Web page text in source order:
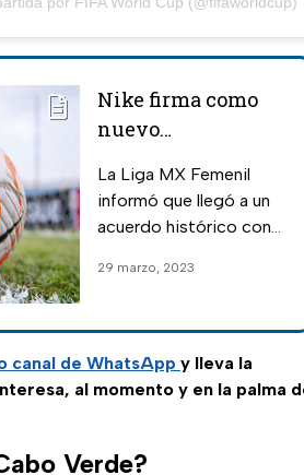
Nike firma como
nuevo
Liga MX tras años
con Voit
La Liga MX Femenil
informó que llegó a un
acuerdo histórico con
nuevo patrocinador
partir del Apertura
2023.
29 marzo, 2023
canal de WhatsApp y lleva la
al momento y en la palma
Verde?